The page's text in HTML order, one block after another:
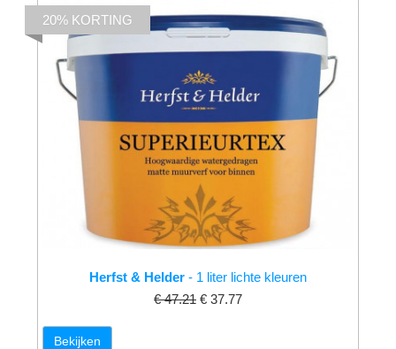
Herfst & Helder - 1 liter lichte kleuren
€ 47.21 € 37.77
20% KORTING
Bekijken